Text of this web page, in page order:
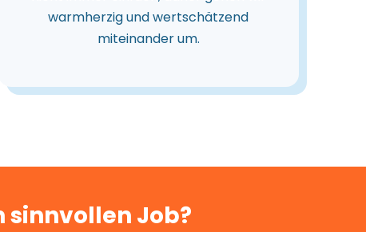
warmherzig und wertschätzend
miteinander um.
sinnvollen Job?